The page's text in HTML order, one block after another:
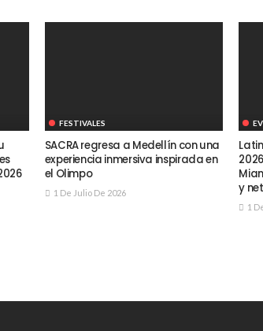
FESTIVALES
SACRA regresa a Medellín con una
experiencia inmersiva inspirada en
el Olimpo
1 De Julio De 2026
y
1